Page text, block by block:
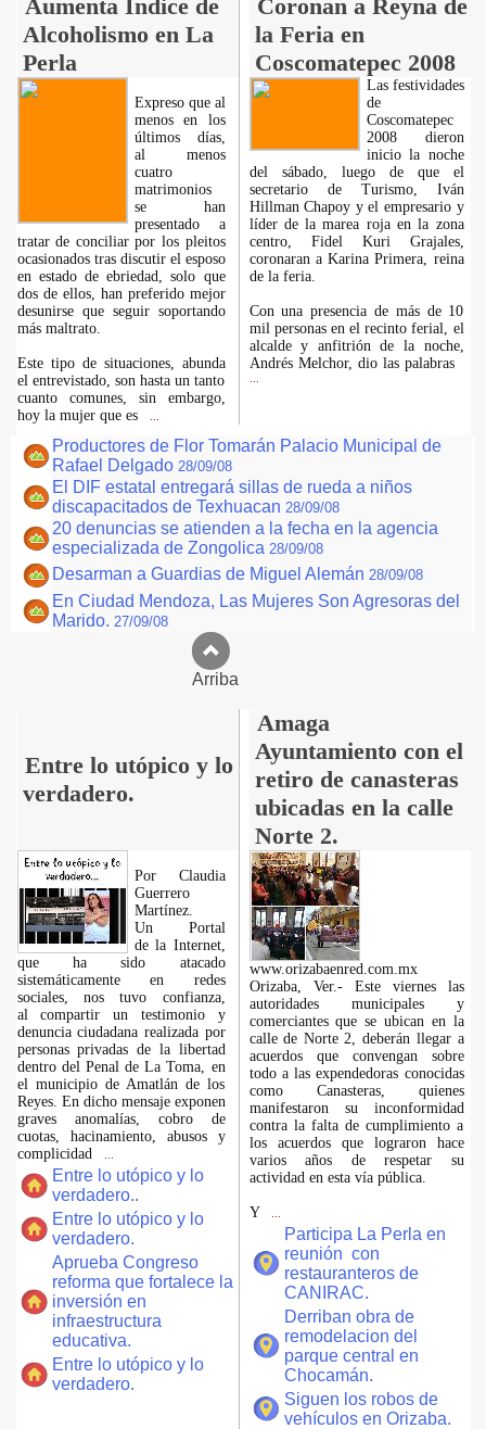
Aumenta Índice de
Alcoholismo en La
Perla
Coronan a Reyna de
la Feria en
Coscomatepec 2008
Expreso que al
menos en los
últimos días,
al menos
cuatro
matrimonios
se han
presentado a
tratar de conciliar por los pleitos
ocasionados tras discutir el esposo
en estado de ebriedad, solo que
dos de ellos, han preferido mejor
desunirse que seguir soportando
más maltrato.
Este tipo de situaciones, abunda
el entrevistado, son hasta un tanto
cuanto comunes, sin embargo,
hoy la mujer que es
Las festividades
de
Coscomatepec
2008 dieron
inicio la noche
del sábado, luego de que el
secretario de Turismo, Iván
Hillman Chapoy y el empresario y
líder de la marea roja en la zona
centro, Fidel Kuri Grajales,
coronaran a Karina Primera, reina
de la feria.
Con una presencia de más de 10
mil personas en el recinto ferial, el
alcalde y anfitrión de la noche,
Andrés Melchor, dio las palabras
Productores de Flor Tomarán Palacio Municipal de
Rafael Delgado 28/09/08
El DIF estatal entregará sillas de rueda a niños
discapacitados de Texhuacan 28/09/08
20 denuncias se atienden a la fecha en la agencia
especializada de Zongolica 28/09/08
Desarman a Guardias de Miguel Alemán 28/09/08
En Ciudad Mendoza, Las Mujeres Son Agresoras del
Marido. 27/09/08
Arriba
Entre lo utópico y lo
verdadero.
Amaga
Ayuntamiento con el
retiro de canasteras
ubicadas en la calle
Norte 2.
Por Claudia
Guerrero
Martínez.
​Un Portal
de la Internet,
que ha sido atacado
sistemáticamente en redes
sociales, nos tuvo confianza,
al compartir un testimonio y
denuncia ciudadana realizada por
personas privadas de la libertad
dentro del Penal de La Toma, en
el municipio de Amatlán de los
Reyes. En dicho mensaje exponen
graves anomalías, cobro de
cuotas, hacinamiento, abusos y
complicidad
Entre lo utópico y lo
verdadero..
Entre lo utópico y lo
verdadero.
Aprueba Congreso
reforma que fortalece la
inversión en
infraestructura
educativa.
Entre lo utópico y lo
verdadero.
www.orizabaenred.com.mx
Orizaba, Ver.- Este viernes las
autoridades municipales y
comerciantes que se ubican en la
calle de Norte 2, deberán llegar a
acuerdos que convengan sobre
todo a las expendedoras conocidas
como Canasteras, quienes
manifestaron su inconformidad
contra la falta de cumplimiento a
los acuerdos que lograron hace
varios años de respetar su
actividad en esta vía pública.
Y
Participa La Perla en
reunión con
restauranteros de
CANIRAC.
Derriban obra de
remodelacion del
parque central en
Chocamán.
Siguen los robos de
vehículos en Orizaba.